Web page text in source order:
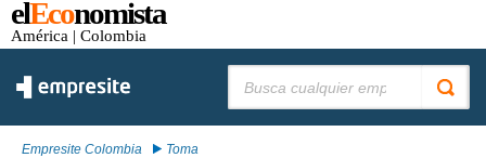
elEconomista
América | Colombia
Empresite Colombia Toma